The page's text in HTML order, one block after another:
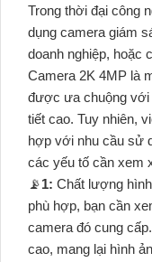
Trong thời đại công
dụng camera giám
doanh nghiệp, hoặc
Camera 2K 4MP là
được ưa chuộng với
tiết cao. Tuy nhiên,
hợp với nhu cầu sử
các yếu tố cần xem
📡1: Chất lượng
phù hợp, bạn cần
camera đó cung
cao, mang lại hình